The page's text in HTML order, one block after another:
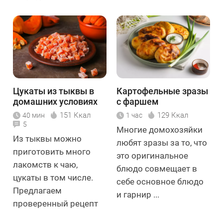
Цукаты из тыквы в
домашних условиях
40 мин 151 Ккал
5
Из тыквы можно
приготовить много
лакомств к чаю,
цукаты в том числе.
Предлагаем
проверенный рецепт
Картофельные зразы
с фаршем
1 час 129 Ккал
Многие домохозяйки
любят зразы за то, что
это оригинальное
блюдо совмещает в
себе основное блюдо
и гарнир ...